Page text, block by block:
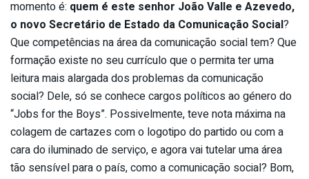
momento é: quem é este senhor João Valle e Azevedo,
o novo Secretário de Estado da Comunicação Social?
Que competências na área da comunicação social tem? Que
formação existe no seu currículo que o permita ter uma
leitura mais alargada dos problemas da comunicação
social? Dele, só se conhece cargos políticos ao género do
“Jobs for the Boys”. Possivelmente, teve nota máxima na
colagem de cartazes com o logotipo do partido ou com a
cara do iluminado de serviço, e agora vai tutelar uma área
tão sensível para o país, como a comunicação social? Bom,